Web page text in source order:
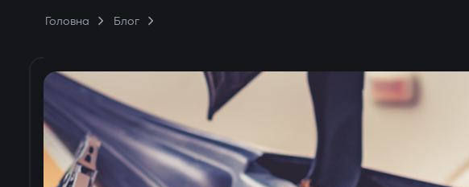
Контакти
Головна Блог